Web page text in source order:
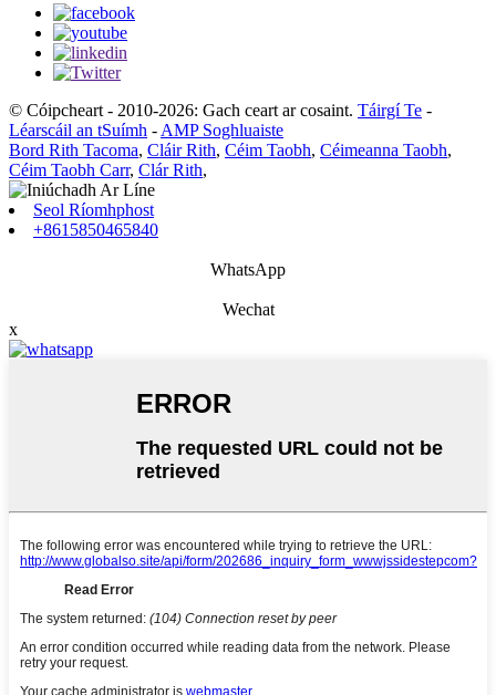
© Cóipcheart - 2010-2026: Gach ceart ar cosaint. Táirgí Te -
Léarscáil an tSuímh - AMP Soghluaiste
Bord Rith Tacoma, Cláir Rith, Céim Taobh, Céimeanna Taobh,
Céim Taobh Carr, Clár Rith,
Seol Ríomhphost
+8615850465840
WhatsApp
Wechat
x